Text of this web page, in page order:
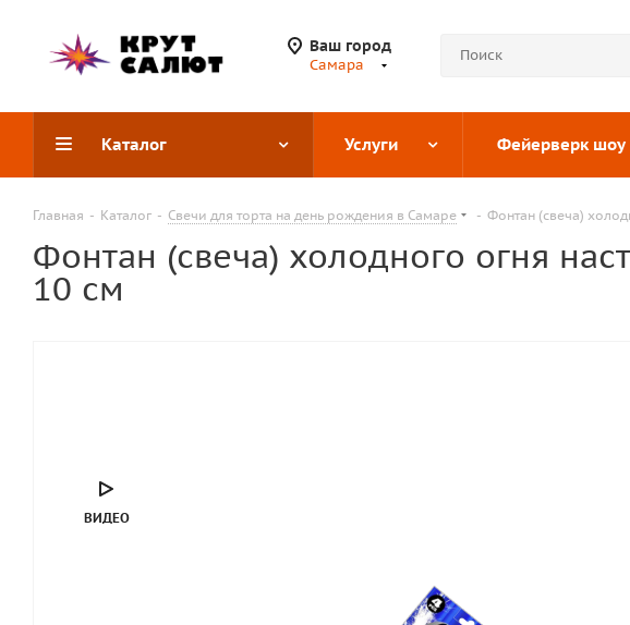
Ваш город
Самара
Каталог Услуги Фейерверк шоу
Главная - Каталог - Свечи для торта на день рождения в Самаре - Фонтан (свеча)
Фонтан (свеча) холодного огня
10 см
ВИДЕО